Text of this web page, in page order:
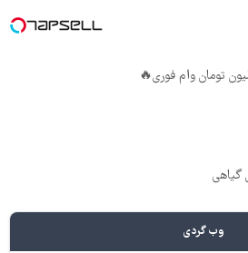
گیاهی
وب گردی